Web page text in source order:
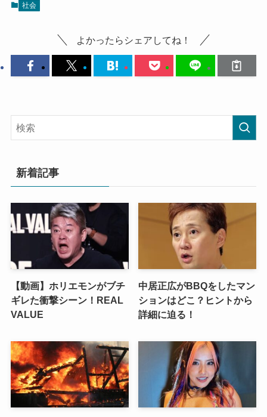
社会
よかったらシェアしてね！
新着記事
【動画】ホリエモンがブチ
ギレた衝撃シーン！REAL
VALUE
中居正広がBBQをしたマン
ションはどこ？ヒントから
詳細に迫る！